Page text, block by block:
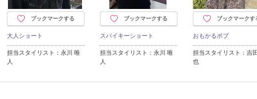
ブックマークする
大人ショート
担当スタイリスト：永川 唯
人
ブックマークする
スパイキーショート
担当スタイリスト：永川 唯
人
ブックマークす
おもかるボブ
担当スタイリスト：吉
也